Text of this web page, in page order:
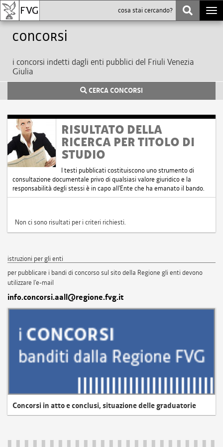
Concorsi
i concorsi indetti dagli enti pubblici del Friuli Venezia
Giulia
CERCA CONCORSI
RISULTATO DELLA
RICERCA PER TITOLO DI
STUDIO
I testi pubblicati costituiscono uno strumento di
consultazione documentale privo di qualsiasi valore giuridico e la
responsabilità degli stessi è in capo all'Ente che ha emanato il bando.
Non ci sono risultati per i criteri richiesti.
istruzioni per gli enti
per pubblicare i bandi di concorso sul sito della Regione gli enti devono
utilizzare l'e-mail
info.concorsi.aall@regione.fvg.it
Concorsi in atto e conclusi, situazione delle graduatorie